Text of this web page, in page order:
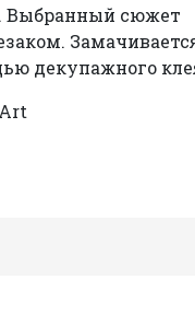
Выбранный сюжет
декупажного